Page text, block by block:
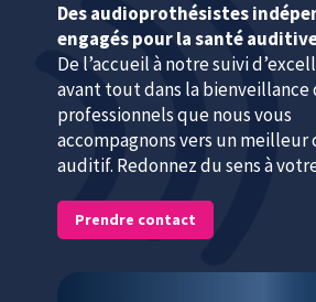
Des audioprothésistes
engagés pour la santé
De l’accueil à notre suivi
avant tout dans la bienveillance
professionnels que nous vous
accompagnons vers un
auditif. Redonnez du sens à
Prendre contact